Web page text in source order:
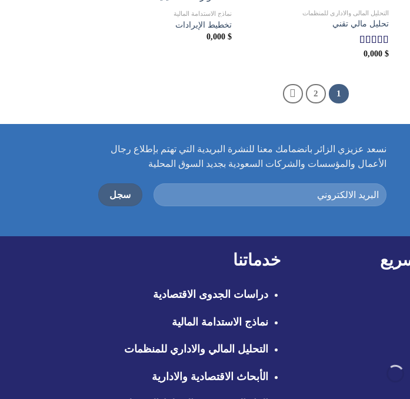
التحليل المالي والاداري للمنظمات
تحليل مالي تقني
تم التقييم
0,000 $
نماذج الاستدامة المالية
تخطيط الإيرادات
0,000 $
1
2
نسعد عزيزي الزائر بانضمامك معنا للنشرة البريدية التي تهتم بإطلاع رجال
الأعمال والمؤسسات والشركات السعودية بجديد السوق المحلية
خدماتنا
دراسات الجدوى الاقتصادية
نماذج الاستدامة المالية
التحليل المالي والاداري للمنظمات
الأبحاث الاقتصادية والادارية